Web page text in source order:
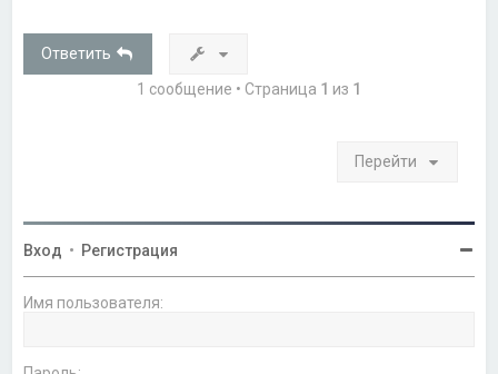
у
Ответить
1 сообщение • Страница 1 из 1
Перейти
Вход • Регистрация
Имя пользователя: